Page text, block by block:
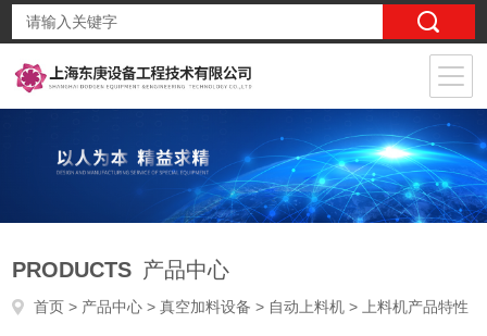
PRODUCTS 产品中心
首页 > 产品中心 >真空加料设备 > 自动上料机 > 上料机产品特性